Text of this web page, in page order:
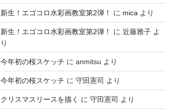
新生！エゴコロ水彩画教室第2弾！ に mica より
新生！エゴコロ水彩画教室第2弾！ に 近藤雅子よ
り
今年初の桜スケッチ に anmitsu より
今年初の桜スケッチ に 守田憲司 より
クリスマスリースを描く に 守田憲司 より